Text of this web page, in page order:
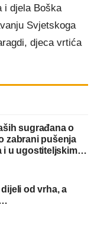
i djela Boška
Svjetskoga
djeca vrtića
sugrađana o
zabrani pušenja
i u ugostiteljskim
od vrha, a